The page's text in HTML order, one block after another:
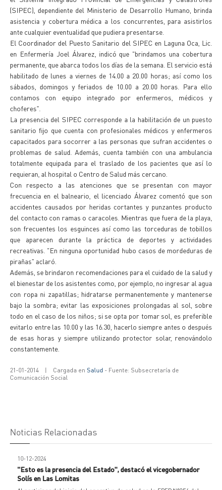
(SIPEC), dependiente del Ministerio de Desarrollo Humano, brinda
asistencia y cobertura médica a los concurrentes, para asistirlos
ante cualquier eventualidad que pudiera presentarse.
El Coordinador del Puesto Sanitario del SIPEC en Laguna Oca, Lic.
en Enfermería Joel Álvarez, indicó que "brindamos una cobertura
permanente, que abarca todos los días de la semana. El servicio está
habilitado de lunes a viernes de 14.00 a 20.00 horas; así como los
sábados, domingos y feriados de 10.00 a 20.00 horas. Para ello
contamos con equipo integrado por enfermeros, médicos y
choferes".
La presencia del SIPEC corresponde a la habilitación de un puesto
sanitario fijo que cuenta con profesionales médicos y enfermeros
capacitados para socorrer a las personas que sufran accidentes o
problemas de salud. Además, cuenta también con una ambulancia
totalmente equipada para el traslado de los pacientes que así lo
requieran, al hospital o Centro de Salud más cercano.
Con respecto a las atenciones que se presentan con mayor
frecuencia en el balneario, el licenciado Álvarez comentó que son
accidentes causados por heridas cortantes y punzantes producto
del contacto con ramas o caracoles. Mientras que fuera de la playa,
son frecuentes los esguinces así como las torceduras de tobillos
que aparecen durante la práctica de deportes y actividades
recreativas. "En ninguna oportunidad hubo casos de mordeduras de
pirañas" aclaró.
Además, se brindaron recomendaciones para el cuidado de la salud y
el bienestar de los asistentes como, por ejemplo, no ingresar al agua
con ropa ni zapatillas; hidratarse permanentemente y mantenerse
bajo la sombra; evitar las exposiciones prolongadas al sol, sobre
todo en el caso de los niños; si se opta por tomar sol, es preferible
evitarlo entre las 10.00 y las 16.30, hacerlo siempre antes o después
de esas horas y siempre utilizando protector solar, renovándolo
constantemente.
21-01-2014 | Cargada en Salud - Fuente: Subsecretaría de
Comunicación Social
Noticias Relacionadas
10-12-2024
"Esto es la presencia del Estado", destacó el vicegobernador
Solís en Las Lomitas